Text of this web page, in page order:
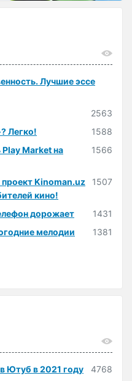
Лучшие эссе
2563
Легко!
1588
Play Market на
1566
проект Kinoman.uz
кино!
1507
дорожает
1431
мелодии
1381
Ютуб в 2021 году
4768